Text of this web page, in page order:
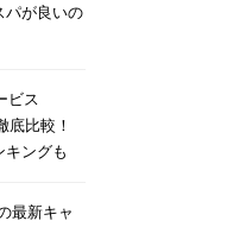
パが良いの
ビス
底比較！
キングも
最新キャ